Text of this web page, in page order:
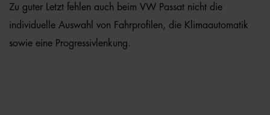
Zu guter Letzt fehlen auch beim VW Passat nicht die
individuelle Auswahl von Fahrprofilen, die Klimaautomatik
sowie eine Progressivlenkung.